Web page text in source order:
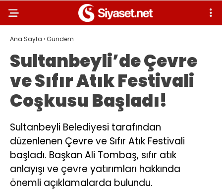
Ana Sayfa ›Gündem
Sultanbeyli’de Çevre
ve Sıfır Atık Festivali
Coşkusu Başladı!
Sultanbeyli Belediyesi tarafından
düzenlenen Çevre ve Sıfır Atık Festivali
başladı. Başkan Ali Tombaş, sıfır atık
anlayışı ve çevre yatırımları hakkında
önemli açıklamalarda bulundu.